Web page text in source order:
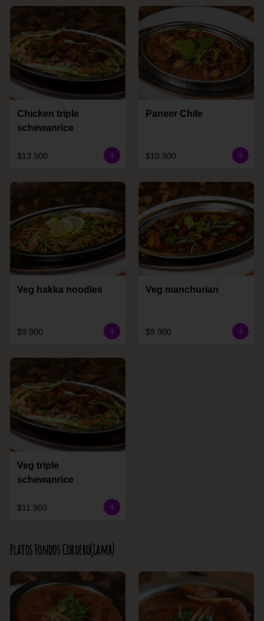
Chicken triple
schewanrice
$13.900
Paneer Chile
$10.900
Veg hakka noodles
$9.900
Veg manchurian
$9.900
Veg triple
schewanrice
$11.900
Platos Fondos Cordero(Lamb)